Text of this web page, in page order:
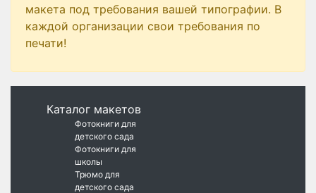
макета под требования вашей типографии. В
каждой организации свои требования по
печати!
Каталог макетов
Фотокниги для
детского сада
Фотокниги для
школы
Трюмо для
детского сада